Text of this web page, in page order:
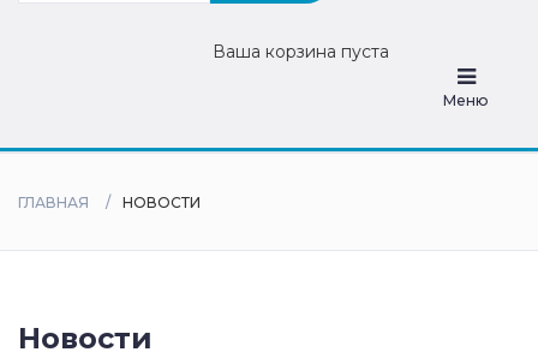
Ваша корзина пуста
Меню
ГЛАВНАЯ НОВОСТИ
Новости